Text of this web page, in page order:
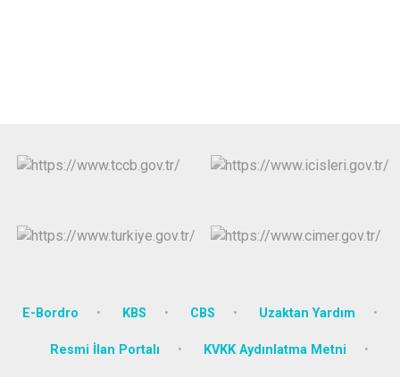
E-Bordro KBS CBS Uzaktan Yardım
Resmi İlan Portalı KVKK Aydınlatma Metni